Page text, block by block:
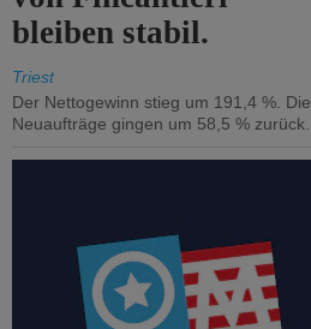
bleiben stabil.
Triest
Der Nettogewinn stieg um 191,4 %. Die
Neuaufträge gingen um 58,5 % zurück.